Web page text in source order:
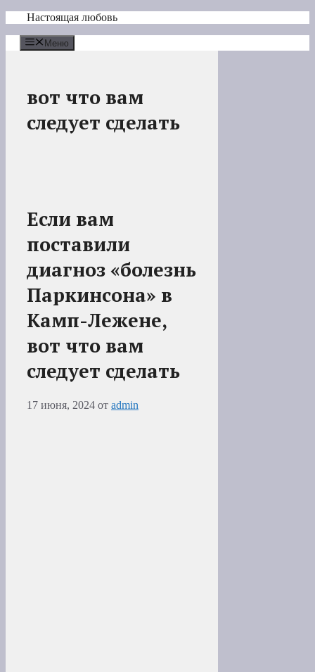
Перейти
содержимому
Настоящая любовь
Меню
вот что вам
следует сделать
Если вам
поставили
диагноз «болезнь
Паркинсона» в
Камп-Лежене,
вот что вам
следует сделать
17 июня, 2024 от admin